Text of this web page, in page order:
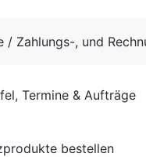
/ Zahlungs-, und
Termine & Aufträge
bestellen